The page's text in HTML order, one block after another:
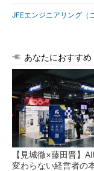
JFEエンジニアリング（
あなたにおすすめ
【見城徹×藤田晋】
変わらない経営者の